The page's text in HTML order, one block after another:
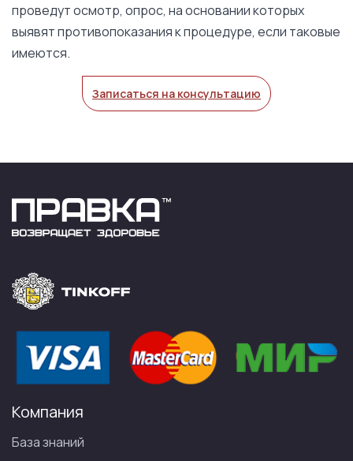
проведут осмотр, опрос, на основании которых
выявят противопоказания к процедуре, если таковые
имеются.
Записаться на консультацию
Компания
База знаний